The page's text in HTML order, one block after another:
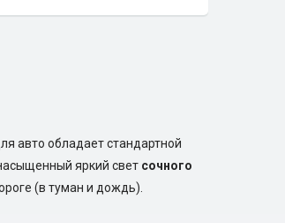
авто обладает стандартной
яркий свет сочного
(в туман и дождь).